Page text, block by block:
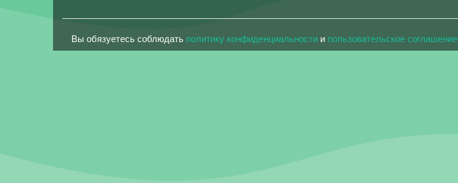
Вы обязуетесь соблюдать политику конфиденциальности и пользовательское соглашение